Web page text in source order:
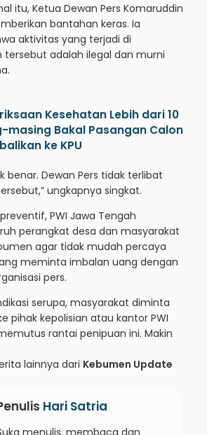
itu, Ketua Dewan Pers Komaruddin
bantahan keras. Ia
aktivitas yang terjadi di
tersebut adalah ilegal dan murni
Kesehatan Lebih dari 10
masing Bakal Pasangan Calon
ke KPU
benar. Dewan Pers tidak terlibat
ungkapnya singkat.
PWI Jawa Tengah
perangkat desa dan masyarakat
agar tidak mudah percaya
meminta imbalan uang dengan
pers.
serupa, masyarakat diminta
pihak kepolisian atau kantor PWI
rantai penipuan ini. Makin
lainnya dari Kebumen Update
Hari Satria
menulis, membaca dan